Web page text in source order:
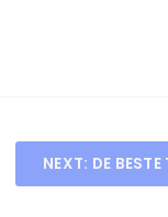
NEXT: DE